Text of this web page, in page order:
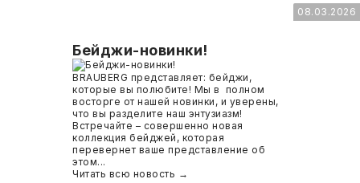
ХОЗТОВАРЫ И ХИМИЯ
ПОДАРКИ И СУВЕНИРЫ
РАЗВИВАЮЩЕЕ ОБОРУДОВАНИЕ
НОВОСТИ
СВОБОДНЫЙ ОСТАТОК ТОВАРА
08.03.2026
Бейджи-новинки!
BRAUBERG представляет: бейджи,
которые вы полюбите! Мы в полном
восторге от нашей новинки, и уверены,
что вы разделите наш энтузиазм!
Встречайте – совершенно новая
коллекция бейджей, которая
перевернет ваше представление об
этом...
Читать всю новость →